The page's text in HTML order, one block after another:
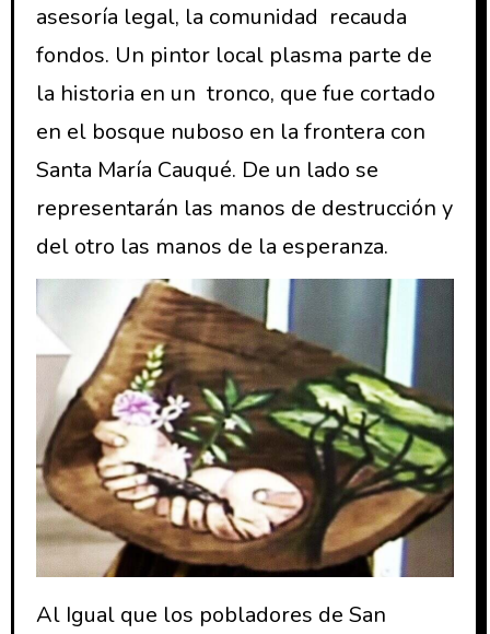
asesoría legal, la comunidad recauda
fondos. Un pintor local plasma parte de
la historia en un tronco, que fue cortado
en el bosque nuboso en la frontera con
Santa María Cauqué. De un lado se
representarán las manos de destrucción y
del otro las manos de la esperanza.
Al Igual que los pobladores de San